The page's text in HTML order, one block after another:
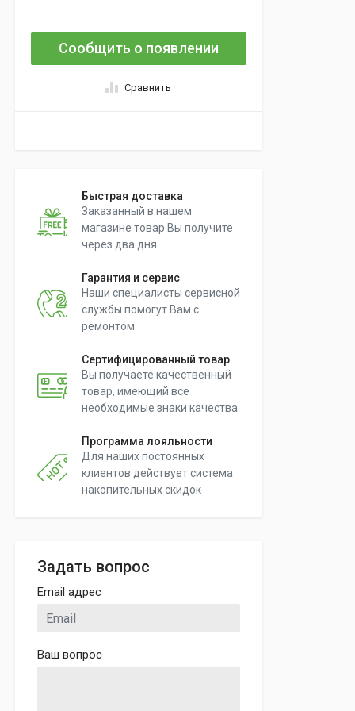
Сообщить о появлении
Сравнить
Быстрая доставка
Заказанный в нашем
магазине товар Вы получите
через два дня
Гарантия и сервис
Наши специалисты сервисной
службы помогут Вам с
ремонтом
Сертифицированный товар
Вы получаете качественный
товар, имеющий все
необходимые знаки качества
Программа лояльности
Для наших постоянных
клиентов действует система
накопительных скидок
Задать вопрос
Email адрес
Ваш вопрос